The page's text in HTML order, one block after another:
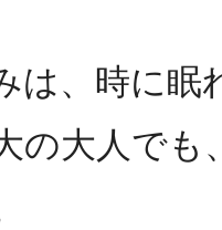
は、時に眠
の大人でも